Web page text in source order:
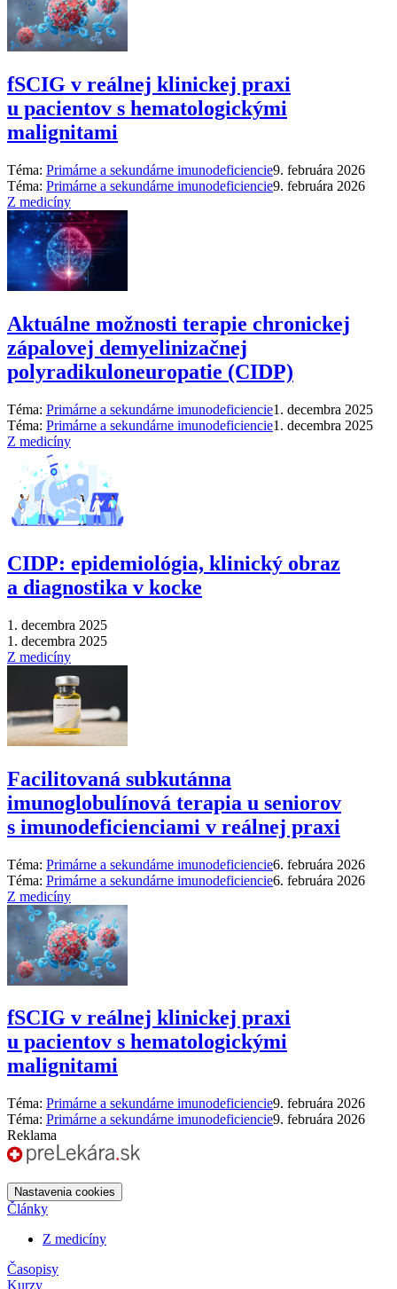
fSCIG v reálnej klinickej praxi
u pacientov s hematologickými
malignitami
Téma: Primárne a sekundárne imunodeficiencie9. februára 2026
Téma: Primárne a sekundárne imunodeficiencie9. februára 2026
Z medicíny
Aktuálne možnosti terapie chronickej
zápalovej demyelinizačnej
polyradikuloneuropatie (CIDP)
Téma: Primárne a sekundárne imunodeficiencie1. decembra 2025
Téma: Primárne a sekundárne imunodeficiencie1. decembra 2025
Z medicíny
CIDP: epidemiológia, klinický obraz
a diagnostika v kocke
1. decembra 2025
1. decembra 2025
Z medicíny
Facilitovaná subkutánna
imunoglobulínová terapia u seniorov
s imunodeficienciami v reálnej praxi
Téma: Primárne a sekundárne imunodeficiencie6. februára 2026
Téma: Primárne a sekundárne imunodeficiencie6. februára 2026
Z medicíny
fSCIG v reálnej klinickej praxi
u pacientov s hematologickými
malignitami
Téma: Primárne a sekundárne imunodeficiencie9. februára 2026
Téma: Primárne a sekundárne imunodeficiencie9. februára 2026
Reklama
Nastavenia cookies
Články
Z medicíny
Časopisy
Kurzy